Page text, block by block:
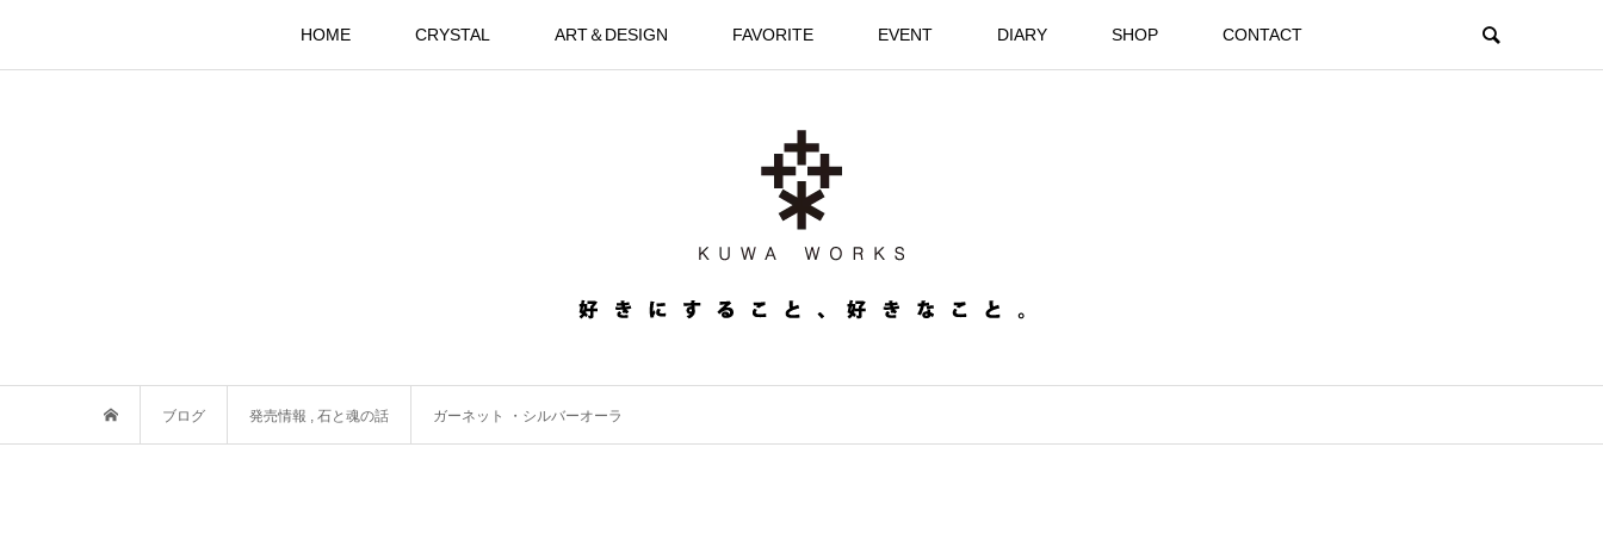
HOME CRYSTAL ART＆DESIGN FAVORITE EVENT DIARY SHOP CONTACT
ブログ 発売情報 , 石と魂の話 ガーネット ・シルバーオーラ